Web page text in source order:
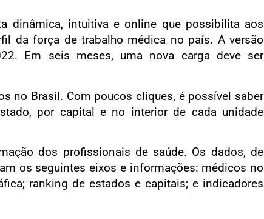
dinâmica, intuitiva e online que possibilita aos
da força de trabalho médica no país. A versão
Em seis meses, uma nova carga deve ser
no Brasil. Com poucos cliques, é possível saber
por capital e no interior de cada unidade
dos profissionais de saúde. Os dados, de
os seguintes eixos e informações: médicos no
ranking de estados e capitais; e indicadores